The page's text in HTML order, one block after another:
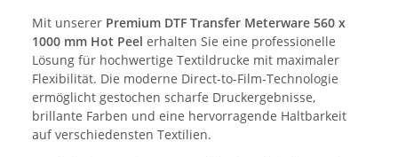
Mit unserer Premium DTF Transfer Meterware 560 x
1000 mm Hot Peel erhalten Sie eine professionelle
Lösung für hochwertige Textildrucke mit maximaler
Flexibilität. Die moderne Direct-to-Film-Technologie
ermöglicht gestochen scharfe Druckergebnisse,
brillante Farben und eine hervorragende Haltbarkeit
auf verschiedensten Textilien.